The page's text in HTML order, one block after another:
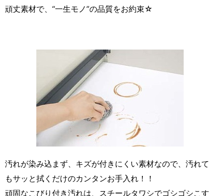
頑丈素材で、“一生モノ”の品質をお約束☆
汚れが染み込まず、キズが付きにくい素材なので、汚れて
もサッと拭くだけのカンタンお手入れ！！
頑固なこびり付き汚れは、スチールタワシでゴシゴシこす